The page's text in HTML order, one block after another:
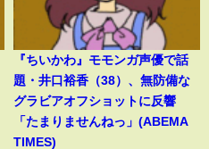
『ちいかわ』モモンガ声優で話
題・井口裕香（38）、無防備な
グラビアオフショットに反響
「たまりませんねっ」(ABEMA
TIMES)